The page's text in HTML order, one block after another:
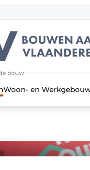
voorwaarden
bouw
Woon- en